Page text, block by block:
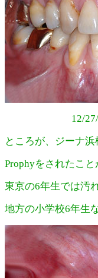
12/
ところが、ジーナ
Prophyをされたこ
東京の6年生では汚
地方の小学校6年生